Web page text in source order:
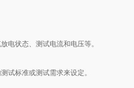
状态、测试电流和电压等。
标准或测试需求来设定。